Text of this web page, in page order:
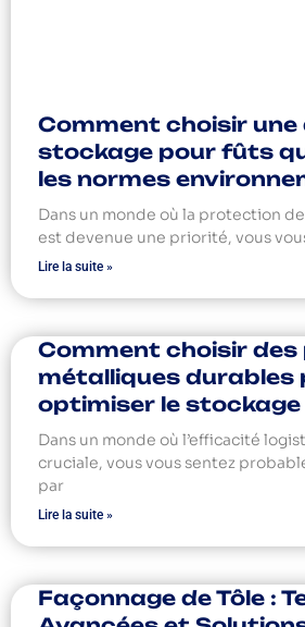
Comment choisir une
stockage pour fûts
les normes
Dans un monde où la protection
est devenue une priorité, vous
Lire la suite »
Comment choisir
métalliques durables
optimiser le stockage
Dans un monde où l’efficacité
cruciale, vous vous sentez
par
Lire la suite »
Façonnage de Tôle :